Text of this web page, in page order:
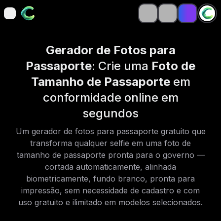
open navigation menu
open navigation menu
Gerador de Fotos para
Passaporte: Crie uma Foto de
Tamanho de Passaporteem
conformidade online em
segundos
Um gerador de fotos para passaporte gratuito que
transforma qualquer selfie em uma foto de
tamanho de passaporte pronta para o governo —
cortada automaticamente, alinhada
biometricamente, fundo branco, pronta para
impressão, sem necessidade de cadastro e com
uso gratuito e ilimitado em modelos selecionados.